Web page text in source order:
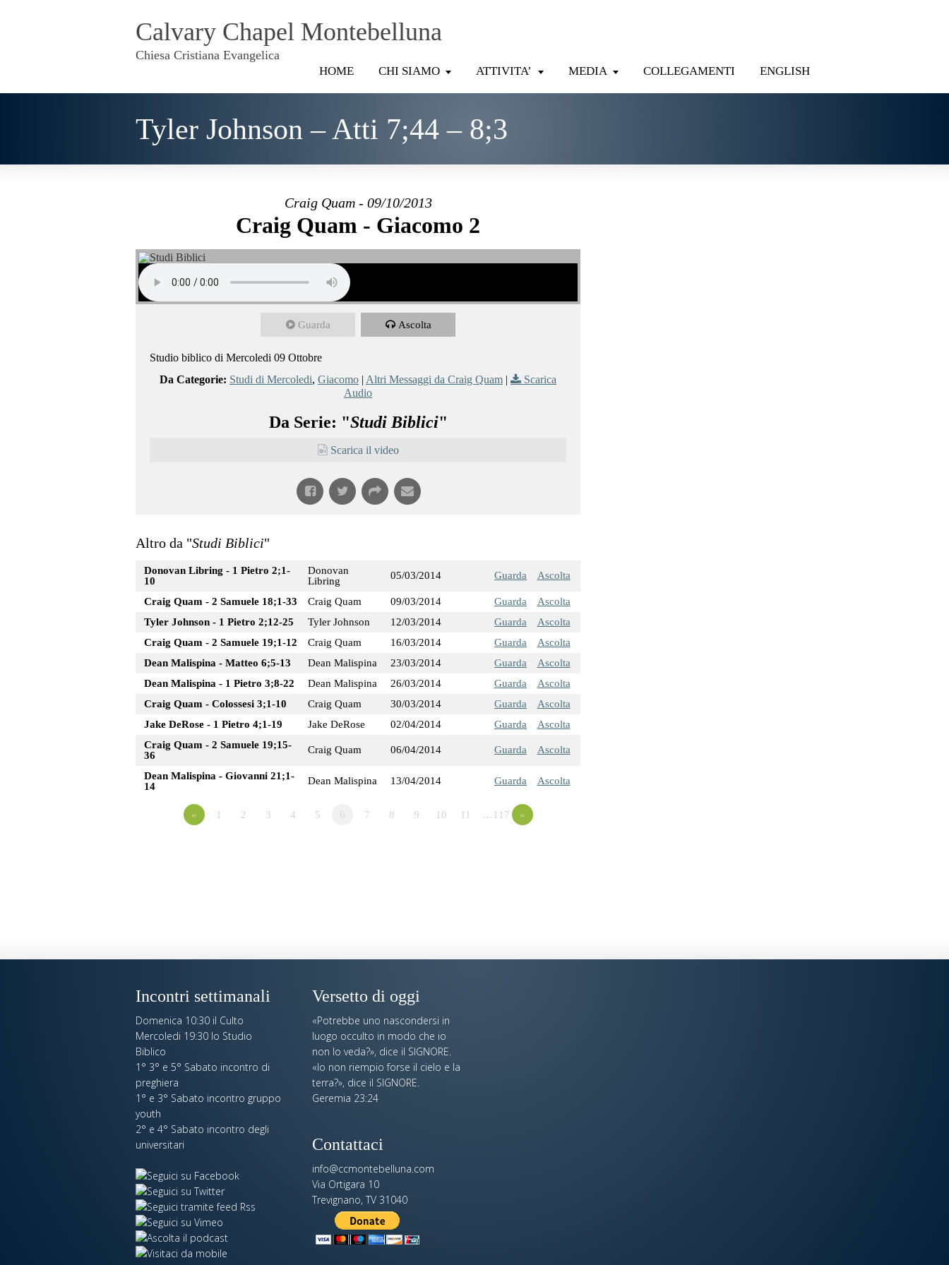
Calvary Chapel Montebelluna
Chiesa Cristiana Evangelica
HOME CHI SIAMO ATTIVITA’ MEDIA COLLEGAMENTI ENGLISH
Tyler Johnson – Atti 7;44 – 8;3
Craig Quam - 09/10/2013
Craig Quam - Giacomo 2
Guarda Ascolta
Studio biblico di Mercoledi 09 Ottobre
Da Categorie: Studi di Mercoledi, Giacomo | Altri Messaggi da Craig Quam |
Scarica
Audio
Da Serie: "Studi Biblici"
Scarica il video
Altro da "Studi Biblici"
Donovan Libring - 1 Pietro 2;1-
10
Donovan
Libring
05/03/2014 Guarda Ascolta
Craig Quam - 2 Samuele 18;1-33 Craig Quam 09/03/2014 Guarda
Ascolta
Tyler Johnson - 1 Pietro 2;12-25
Tyler Johnson 12/03/2014 Guarda
Ascolta
Craig Quam - 2 Samuele 19;1-12
Craig Quam 16/03/2014 Guarda
Ascolta
Dean Malispina - Matteo 6;5-13
Dean Malispina 23/03/2014 Guarda
Ascolta
Dean Malispina - 1 Pietro 3;8-22
Dean Malispina 26/03/2014 Guarda
Ascolta
Craig Quam - Colossesi 3;1-10
Craig Quam 30/03/2014 Guarda
Ascolta
Jake DeRose - 1 Pietro 4;1-19
Jake DeRose 02/04/2014 Guarda
Ascolta
Craig Quam - 2 Samuele 19;15-
36
Craig Quam 06/04/2014 Guarda Ascolta
Dean Malispina - Giovanni 21;1-
14
Dean Malispina 13/04/2014 Guarda Ascolta
« 1 2 3 4 5 6 7 8 9 10 11 …117 »
Incontri settimanali
Domenica 10:30 il Culto
Mercoledi 19:30 lo Studio
Biblico
1° 3° e 5° Sabato incontro di
preghiera
1° e 3° Sabato incontro gruppo
youth
2° e 4° Sabato incontro degli
universitari
Versetto di oggi
«Potrebbe uno nascondersi in
luogo occulto in modo che io
non lo veda?», dice il SIGNORE.
«Io non riempio forse il cielo e la
terra?», dice il SIGNORE.
Geremia 23:24
Contattaci
info@ccmontebelluna.com
Via Ortigara 10
Trevignano, TV 31040